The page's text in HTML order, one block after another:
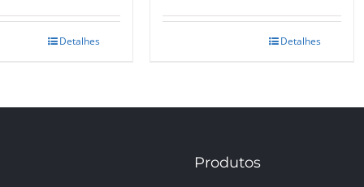
Detalhes
variants.
Detalhes
Produtos